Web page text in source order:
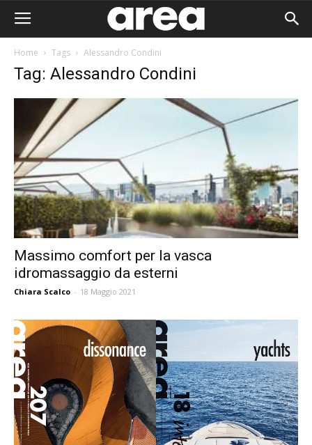
Home Tags Alessandro Condini
Tag: Alessandro Condini
Massimo comfort per la vasca
idromassaggio da esterni
Chiara Scalco - 18 Maggio 2021